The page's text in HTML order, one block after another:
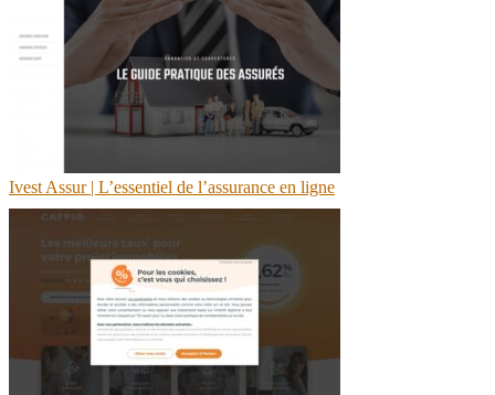
Ivest Assur | L’essentiel de l’assurance en ligne